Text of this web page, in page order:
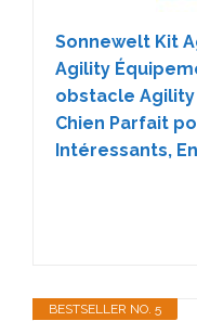
Sonnewelt Kit
Agility
obstacle Agility
Chien Parfait
Intéressants,
BESTSELLER NO. 5